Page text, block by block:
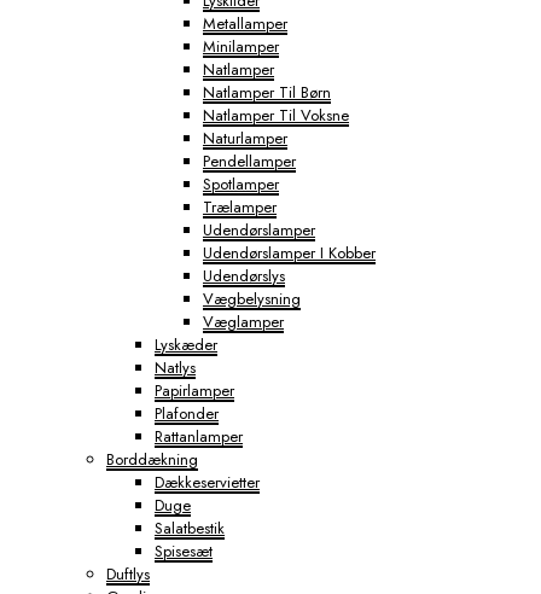
Metallamper
Minilamper
Natlamper
Natlamper Til Børn
Natlamper Til Voksne
Naturlamper
Pendellamper
Spotlamper
Trælamper
Udendørslamper
Udendørslamper I Kobber
Udendørslys
Vægbelysning
Væglamper
Lyskæder
Natlys
Papirlamper
Plafonder
Rattanlamper
Borddækning
Dækkeservietter
Duge
Salatbestik
Spisesæt
Duftlys